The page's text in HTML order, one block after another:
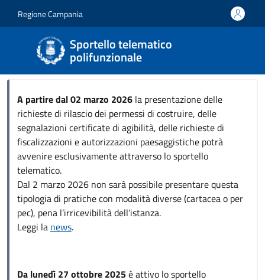
Regione Campania
Sportello telematico
polifunzionale
A partire dal 02 marzo 2026la presentazione delle
richieste di rilascio dei permessi di costruire, delle
segnalazioni certificate di agibilità, delle richieste di
fiscalizzazioni e autorizzazioni paesaggistiche potrà
avvenire esclusivamente attraverso lo sportello
telematico.
Dal 2 marzo 2026 non sarà possibile presentare questa
tipologia di pratiche con modalità diverse (cartacea o per
pec), pena l’irricevibilità dell’istanza.
Leggi la news.
Da lunedì 27 ottobre 2025è attivo lo sportello